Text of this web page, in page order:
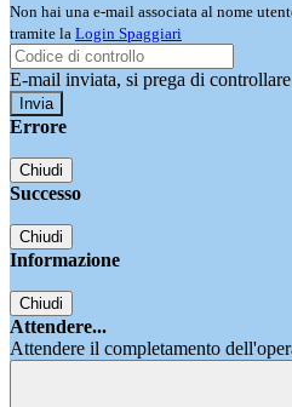
Non hai una e-mail associata al nome
tramite la Login Spaggiari
E-mail inviata, si prega di
Errore
Chiudi
Successo
Chiudi
Informazione
Chiudi
Attendere...
Attendere il completamento